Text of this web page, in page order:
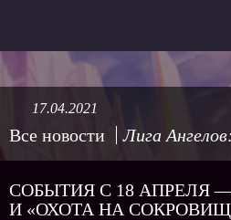
Все новости Лига
17.04.2021
СОБЫТИЯ С 18 АПРЕЛЯ
И «ОХОТА НА